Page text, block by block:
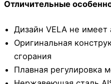
Отличительные
Дизайн VELA не имеет
Оригинальная
сгорания
Плавная регулировка